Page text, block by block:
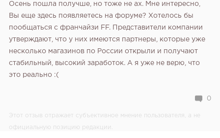
Осень пошла получше, но тоже не ах. Мне интересно,
Вы еще здесь появляетесь на форуме? Хотелось бы
пообщаться с франчайзи FF. Представители компании
утверждают, что у них имеются партнеры, которые уже
несколько магазинов по России открыли и получают
стабильный, высокий заработок. А я уже не верю, что
это реально :(
0
Этот отзыв отражает субъективное мнение пользователя, а не
официальную позицию редакции.